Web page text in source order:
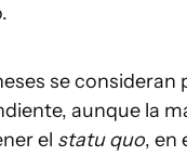
se consideran
aunque la
el statu quo, en